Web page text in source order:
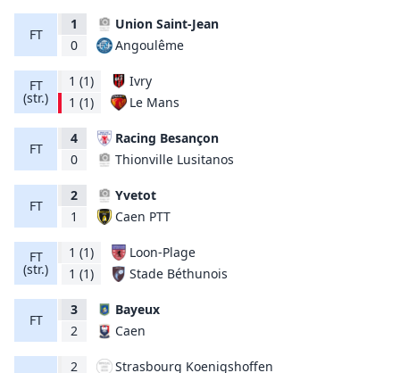
FT
1
0
Union Saint-Jean
Angoulême
FT
(str.)
1 (1)
1 (1)
Ivry
Le Mans
FT
4
0
Racing Besançon
Thionville Lusitanos
FT
2
1
Yvetot
Caen PTT
FT
(str.)
1 (1)
1 (1)
Loon-Plage
Stade Béthunois
FT
3
2
Bayeux
Caen
2 Strasbourg Koenigshoffen